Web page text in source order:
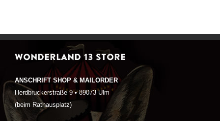
WONDERLAND 13 STORE
ANSCHRIFT SHOP & MAILORDER
Herdbruckerstraße 9 • 89073 Ulm
(beim Rathausplatz)